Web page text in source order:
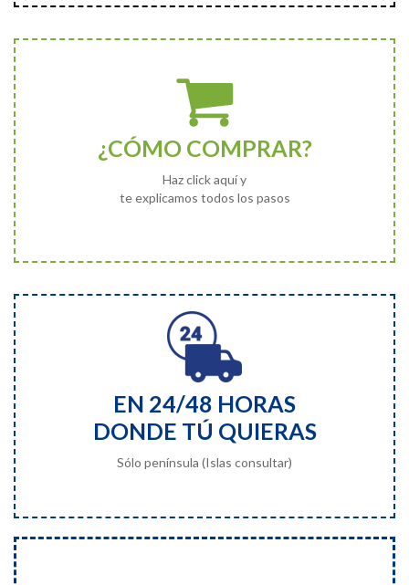
¿CÓMO COMPRAR?
Haz click aquí y
te explicamos todos los pasos
EN 24/48 HORAS
DONDE TÚ QUIERAS
Sólo península (Islas consultar)